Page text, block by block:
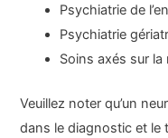
Psychiatrie de
Psychiatrie
Soins axés sur la
Veuillez noter qu’un
dans le diagnostic et le